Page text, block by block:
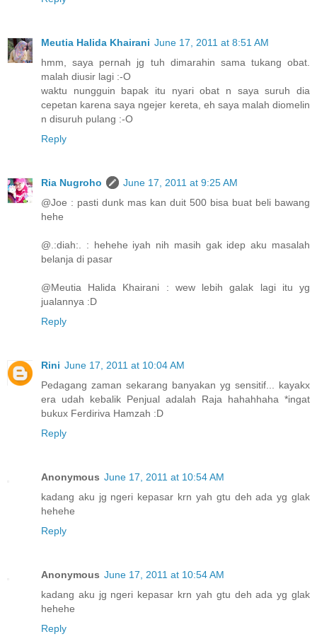
Meutia Halida Khairani June 17, 2011 at 8:51 AM
hmm, saya pernah jg tuh dimarahin sama tukang obat.
malah diusir lagi :-O
waktu nungguin bapak itu nyari obat n saya suruh dia
cepetan karena saya ngejer kereta, eh saya malah diomelin
n disuruh pulang :-O
Reply
Ria Nugroho
June 17, 2011 at 9:25 AM
@Joe : pasti dunk mas kan duit 500 bisa buat beli bawang
hehe
@.:diah:. : hehehe iyah nih masih gak idep aku masalah
belanja di pasar
@Meutia Halida Khairani : wew lebih galak lagi itu yg
jualannya :D
Reply
Rini June 17, 2011 at 10:04 AM
Pedagang zaman sekarang banyakan yg sensitif... kayakx
era udah kebalik Penjual adalah Raja hahahhaha *ingat
bukux Ferdiriva Hamzah :D
Reply
Anonymous June 17, 2011 at 10:54 AM
kadang aku jg ngeri kepasar krn yah gtu deh ada yg glak
hehehe
Reply
Anonymous June 17, 2011 at 10:54 AM
kadang aku jg ngeri kepasar krn yah gtu deh ada yg glak
hehehe
Reply